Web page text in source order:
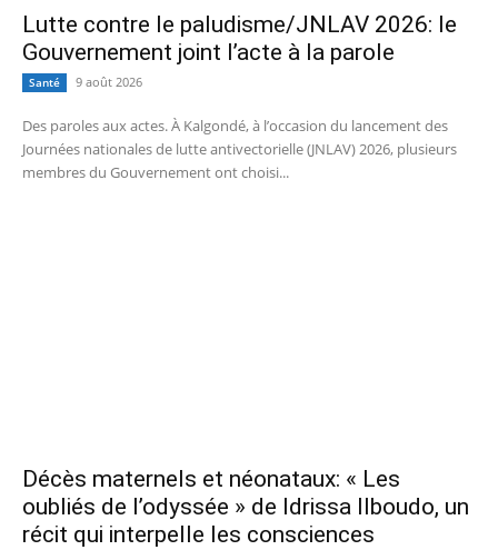
Lutte contre le paludisme/JNLAV 2026: le
Gouvernement joint l’acte à la parole
Santé 9 août 2026
Des paroles aux actes. À Kalgondé, à l’occasion du lancement des
Journées nationales de lutte antivectorielle (JNLAV) 2026, plusieurs
membres du Gouvernement ont choisi...
Décès maternels et néonataux: « Les
oubliés de l’odyssée » de Idrissa Ilboudo, un
récit qui interpelle les consciences